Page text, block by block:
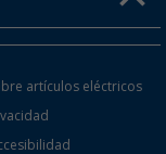
artículos eléctricos